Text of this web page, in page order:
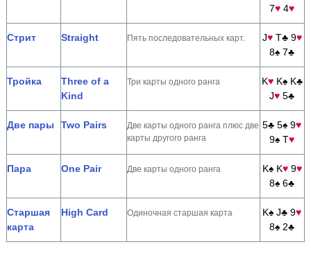
7♥ 4♥
Стрит Straight Пять последовательных карт. J♥T♣ 9♥
8♠ 7♣
Тройка
Three of a
Kind
Три карты одного ранга K♥ K♠ K♣
J♥ 5♣
Две пары Two Pairs
Две карты одного ранга плюс две
карты другого ранга
5♣ 5♠ 9♥
9♠ T♥
Пара One Pair Две карты одного ранга K♠ K♥9♥
8♠ 6♣
Старшая
карта
High Card Одиночная старшая карта K♠ J♣ 9♥
8♠ 2♣